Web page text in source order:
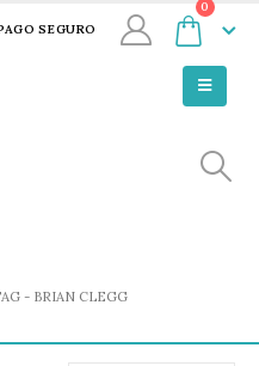
SEGURO
0
- BRIAN CLEGG